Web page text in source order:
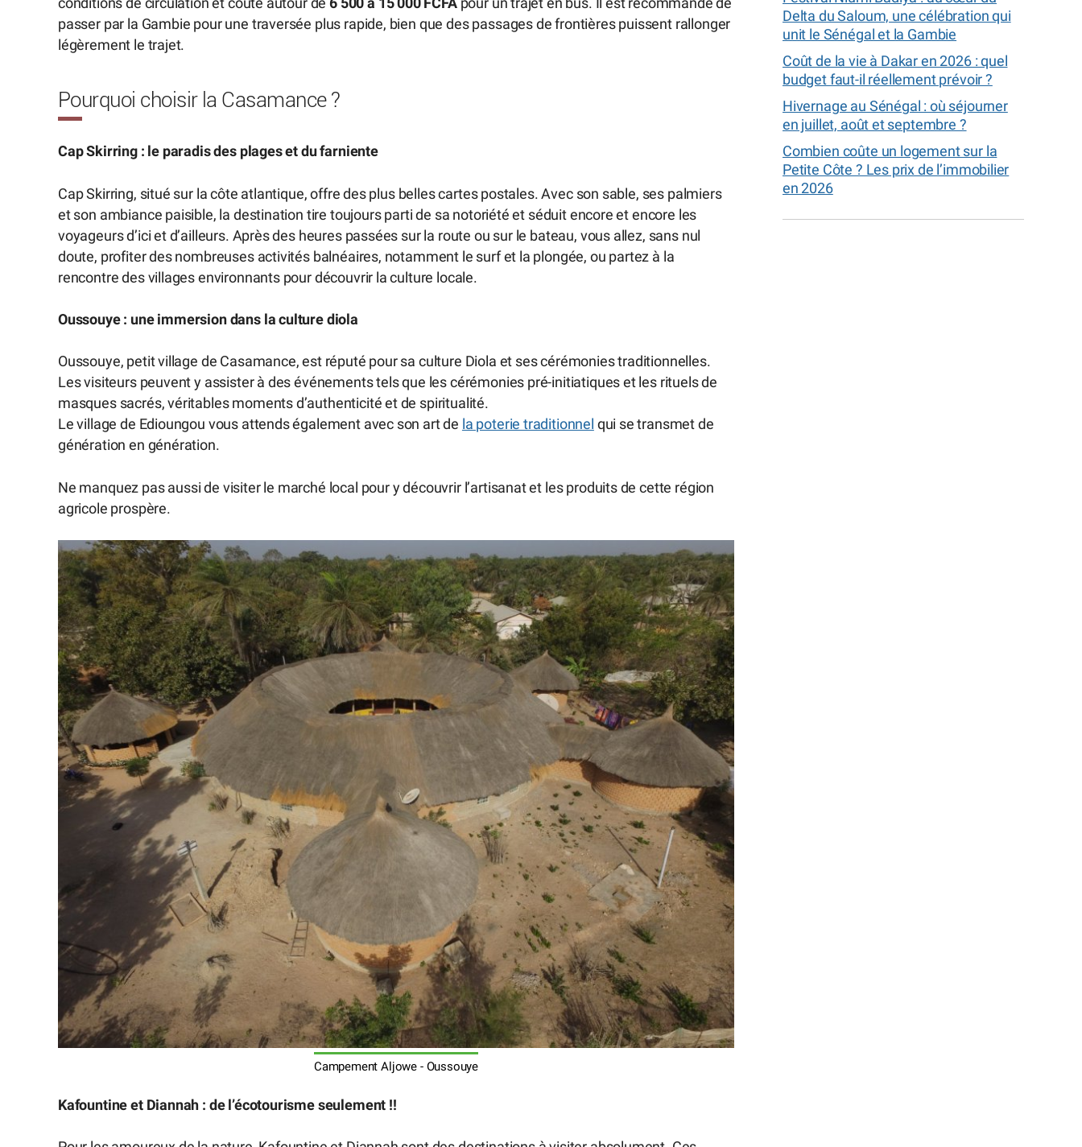
conditions de circulation et coûte autour de6 500 à 15 000 FCFApour un trajet en bus. Il est recommandé de
passer par la Gambie pour une traversée plus rapide, bien que des passages de frontières puissent rallonger
légèrement le trajet.
Pourquoi choisir la Casamance ?
Cap Skirring : le paradis des plages et du farniente
Cap Skirring, situé sur la côte atlantique, offre des plus belles cartes postales. Avec son sable, ses palmiers
et son ambiance paisible, la destination tire toujours parti de sa notoriété et séduit encore et encore les
voyageurs d’ici et d’ailleurs. Après des heures passées sur la route ou sur le bateau, vous allez, sans nul
doute, profiter des nombreuses activités balnéaires, notamment le surf et la plongée, ou partez à la
rencontre des villages environnants pour découvrir la culture locale.
Oussouye : une immersion dans la culture diola
Oussouye, petit village de Casamance, est réputé pour sa culture Diola et ses cérémonies traditionnelles.
Les visiteurs peuvent y assister à des événements tels que les cérémonies pré-initiatiques et les rituels de
masques sacrés, véritables moments d’authenticité et de spiritualité.
Le village de Edioungou vous attends également avec son art de la poterie traditionnel qui se transmet de
génération en génération.
Ne manquez pas aussi de visiter le marché local pour y découvrir l’artisanat et les produits de cette région
agricole prospère.
Campement Aljowe - Oussouye
Kafountine et Diannah : de l’écotourisme seulement !!
Delta du Saloum, une célébration qui
unit le Sénégal et la Gambie
Coût de la vie à Dakar en 2026 : quel
budget faut-il réellement prévoir ?
Hivernage au Sénégal : où séjourner
en juillet, août et septembre ?
Combien coûte un logement sur la
Petite Côte ? Les prix de l’immobilier
en 2026